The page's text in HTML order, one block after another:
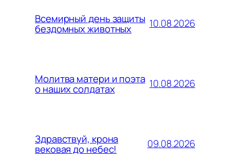
Всемирный день защиты
бездомных животных 10.08.2026
Молитва матери и поэта
о наших солдатах 10.08.2026
Здравствуй, крона
вековая до небес! 09.08.2026